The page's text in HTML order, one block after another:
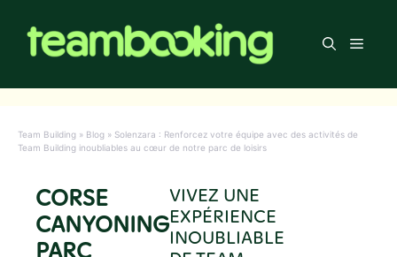
contenu
Menu
Team Building » Blog » Solenzara : Renforcez votre équipe avec des activités de
Team Building inoubliables au cœur de notre parc de loisirs
CORSE
CANYONING
PARC
VIVEZ UNE
EXPÉRIENCE
INOUBLIABLE